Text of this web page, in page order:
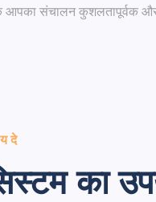
आपका संचालन कुशलतापूर्वक
का